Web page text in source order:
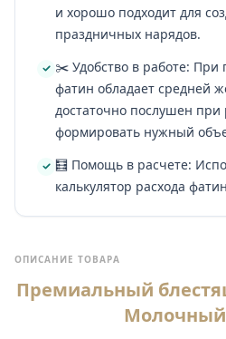
и хорошо подходит для
праздничных нарядов.
✂️ Удобство в работе: При
фатин обладает средней
достаточно послушен при
формировать нужный
🧮 Помощь в расчете:
калькулятор расхода
ОПИСАНИЕ ТОВАРА
Премиальный